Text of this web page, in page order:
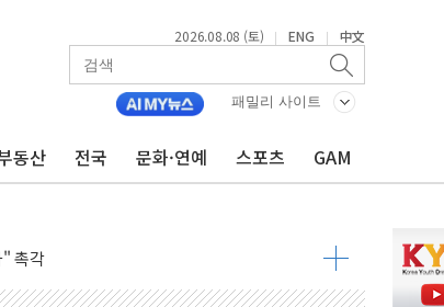
2026.08.08 (토) | ENG | 中文
패밀리 사이트
동산 전국 문화·연예 스포츠 GAM
세
엘·이란 위협에 맞설 자체 억지력 강화
제동
도체주 '활짝'
…나스닥 선물 1%대 상승